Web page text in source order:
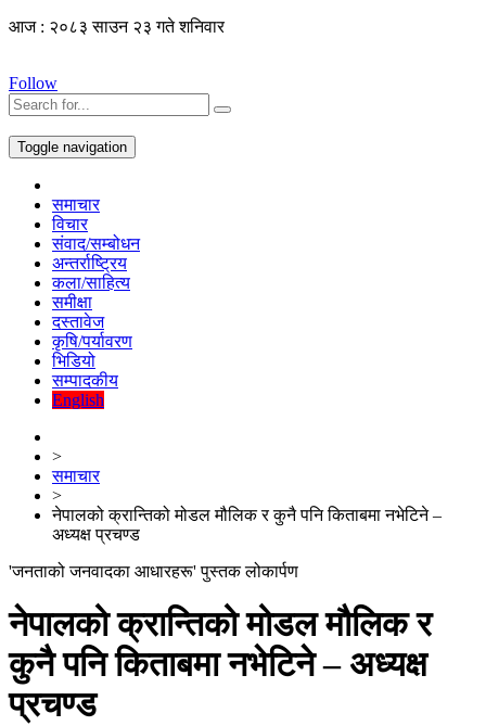
आज : २०८३ साउन २३ गते शनिवार
Follow
Toggle navigation
समाचार
विचार
संवाद/सम्बोधन
अन्तर्राष्ट्रिय
कला/साहित्य
समीक्षा
दस्तावेज
कृषि/पर्यावरण
भिडियो
सम्पादकीय
English
>
समाचार
>
नेपालको क्रान्तिको मोडल मौलिक र कुनै पनि किताबमा नभेटिने –
अध्यक्ष प्रचण्ड
'जनताको जनवादका आधारहरू' पुस्तक लोकार्पण
नेपालको क्रान्तिको मोडल मौलिक र
कुनै पनि किताबमा नभेटिने – अध्यक्ष
प्रचण्ड